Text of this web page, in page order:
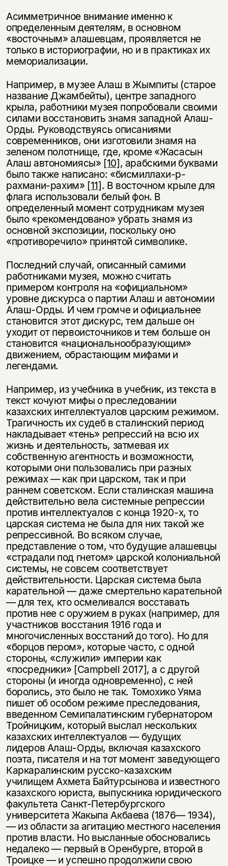
Асимметричное внимание именно к
определенным деятелям, в основном
«восточным» алашевцам, проявляется не
только в историографии, но и в практиках иx
мемориализации.
Например, в музее Алаш в Жымпиты (старое
название Джамбейты), центре западного
крыла, работники музея попробовали своими
силами восстановить знамя западной Алаш-
Орды. Руководствуясь описаниями
современников, они изготовили знамя на
зеленом полотнище, где, кроме «Жасасын
Алаш автономиясы» [10], арабскими буквами
было также написано: «бисмиллахи-р-
рахмани-рахим» [11]. В восточном крыле для
флага использовали белый фон. В
определенный момент сотрудникам музея
было «рекомендовано» убрать знамя из
основной экспозиции, поскольку оно
«противоречило» принятой символике.
Последний случай, описанный самими
работниками музея, можно считать
примером контроля на «официальном»
уровне дискурса о партии Алаш и автономии
Алаш-Орды. И чем громче и официальнее
становится этот дискурс, тем дальше он
уходит от первоисточников и тем больше он
становится «национальнообразующим»
движением, обрастающим мифами и
легендами.
Например, из учебника в учебник, из текста в
текст кочуют мифы о преследовании
казахских интеллектуалов царским режимом.
Трагичность их судеб в сталинский период
накладывает «тень» репрессий на всю их
жизнь и деятельность, затмевая их
собственную агентность и возможности,
которыми они пользовались при разных
режимах — как при царском, так и при
раннем советском. Если сталинская машина
действительно вела системные репрессии
против интеллектуалов с конца 1920-х, то
царская система не была для них такой же
репрессивной. Во всяком случае,
представление о том, что будущие алашевцы
«страдали под гнетом» царской колониальной
системы, не совсем соответствует
действительности. Царская система была
карательной — даже смертельно карательной
— для тех, кто осмеливался восставать
против нее с оружием в руках (например, для
участников восстания 1916 года и
многочисленных восстаний до того). Но для
«борцов пером», которые часто, с одной
стороны, «служили» империи как
«посредники» [Campbell 2017], а с другой
стороны (и иногда одновременно), с ней
боролись, это было не так. Томохико Уяма
пишет об особом режиме преследования,
введенном Семипалатинским губернатором
Тройницким, который выслал нескольких
казахских интеллектуалов — будущих
лидеров Алаш-Орды, включая казахского
поэта, писателя и на тот момент заведующего
Каркаралинским русско-казахским
училищем Ахмета Байтурсынова и известного
казахского юриста, выпускника юридического
факультета Санкт-Петербургского
университета Жакыпа Акбаева (1876— 1934),
— из области за агитацию местного населения
против власти. Но высланные обосновались
недалеко — первый в Оренбурге, второй в
Троицке — и успешно продолжили свою